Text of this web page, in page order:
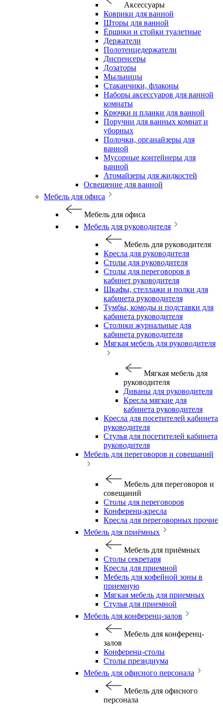
Аксессуары
Коврики для ванной
Шторы для ванной
Ёршики и стойки туалетные
Держатели
Полотенцедержатели
Диспенсеры
Дозаторы
Мыльницы
Стаканчики, флаконы
Наборы аксессуаров для ванной
комнаты
Крючки и планки для ванной
Поручни для ванных комнат и
уборных
Полочки, органайзеры для
ванной
Мусорные контейнеры для
ванной
Атомайзеры для жидкостей
Освещение для ванной
Мебель для офиса
Мебель для офиса
Мебель для руководителя
Мебель для руководителя
Кресла для руководителя
Столы для руководителя
Столы для переговоров в
кабинет руководителя
Шкафы, стеллажи и полки для
кабинета руководителя
Тумбы, комоды и подставки для
кабинета руководителя
Столики журнальные для
кабинета руководителя
Мягкая мебель для руководителя
Мягкая мебель для
руководителя
Диваны для руководителя
Кресла мягкие для
кабинета руководителя
Кресла для посетителей кабинета
руководителя
Стулья для посетителей кабинета
руководителя
Мебель для переговоров и совещаний
Мебель для переговоров и
совещаний
Столы для переговоров
Конференц-кресла
Кресла для переговорных прочие
Мебель для приёмных
Мебель для приёмных
Столы секретаря
Кресла для приемной
Мебель для кофейной зоны в
приемную
Мягкая мебель для приемных
Стулья для приемной
Мебель для конференц-залов
Мебель для конференц-
залов
Конференц-столы
Столы президиума
Мебель для офисного персонала
Мебель для офисного
персонала